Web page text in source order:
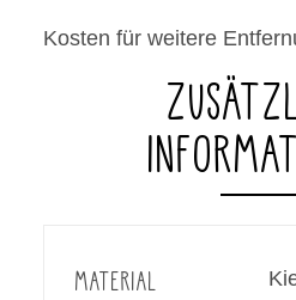
Kosten für weitere
MATERIAL